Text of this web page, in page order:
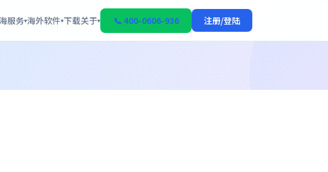
服务▾海外软件▾下载关于▾ 📞 400-0606-936 注册/登陆